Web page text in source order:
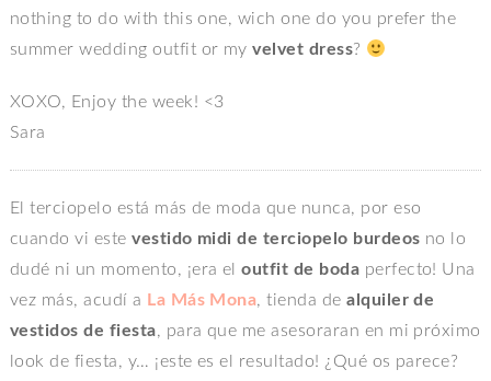
nothing to do with this one, wich one do you prefer the
summer wedding outfit or myvelvet dress?
XOXO, Enjoy the week! <3
Sara
El terciopelo está más de moda que nunca, por eso
cuando vi estevestido midi de terciopelo burdeos no lo
dudé ni un momento, ¡era eloutfit de boda perfecto! Una
vez más, acudí a La Más Mona, tienda dealquiler de
vestidos de fiesta, para que me asesoraran en mi próximo
look de fiesta, y… ¡este es el resultado! ¿Qué os parece?